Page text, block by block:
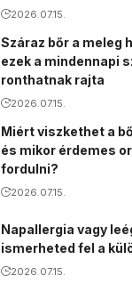
2026.07.15.
Száraz bőr a meleg
ezek a mindennapi
ronthatnak rajta
2026.07.15.
Miért viszkethet a
és mikor érdemes
fordulni?
2026.07.15.
Napallergia vagy
ismerheted fel a
2026.07.15.